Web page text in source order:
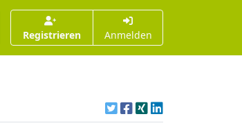
Registrieren Anmelden